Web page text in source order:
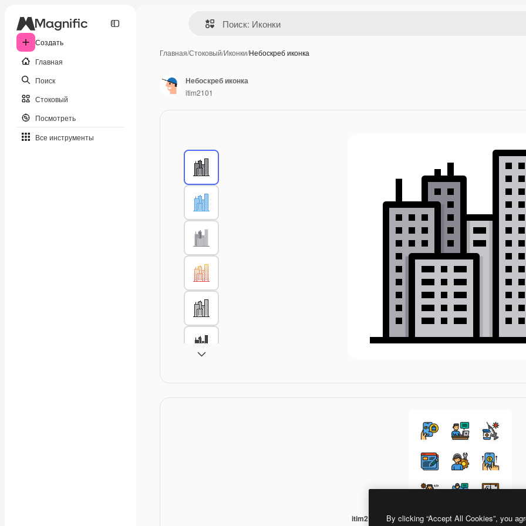
Создать
Главная
Поиск
Стоковый
Посмотреть
Все инструменты
Главная/Стоковый/Иконки/Небоскреб иконка
itim2101 Lineal Color
Небоскреб иконка
itim2101
By clicking “Accept All Cookies”, you